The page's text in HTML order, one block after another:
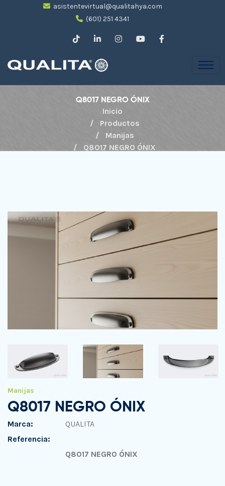
asistentevirtual@qualitahya.com
(601) 251 4341
Q8017 NEGRO ÓNIX
Inicio
Productos
Manijas
Q8017 NEGRO ÓNIX
Manijas
Q8017 NEGRO ÓNIX
Marca:
Referencia:
QUALITA
Q8017 NEGRO ÓNIX